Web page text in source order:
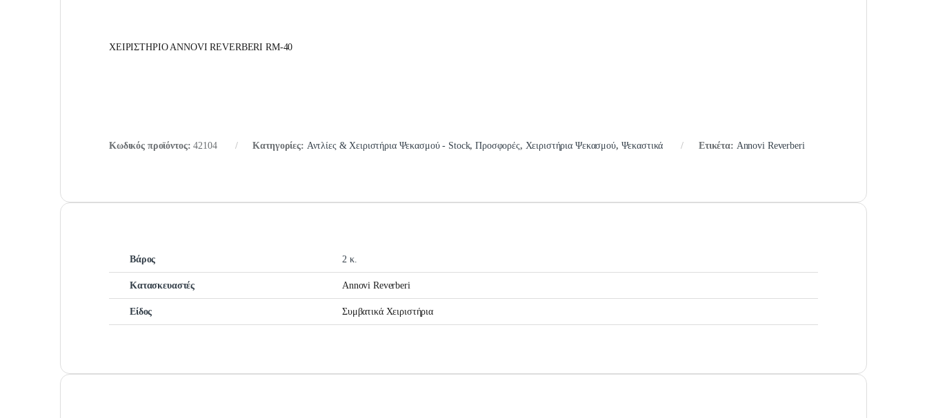
ΧΕΙΡΙΣΤΗΡΙΟ ΑNNOVI REVERBERI RM-40
Κωδικός προϊόντος:42104 Κατηγορίες: Αντλίες & Χειριστήρια Ψεκασμού - Stock,Προσφορές, Χειριστήρια Ψεκασμού, Ψεκαστικά Ετικέτα: Annovi Reverberi
Βάρος 2 κ.
Κατασκευαστές Annovi Reverberi
Είδος Συμβατικά Χειριστήρια